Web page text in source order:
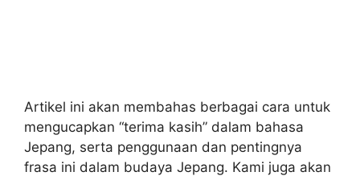
Artikel ini akan membahas berbagai cara untuk
mengucapkan “terima kasih” dalam bahasa
Jepang, serta penggunaan dan pentingnya
frasa ini dalam budaya Jepang. Kami juga akan